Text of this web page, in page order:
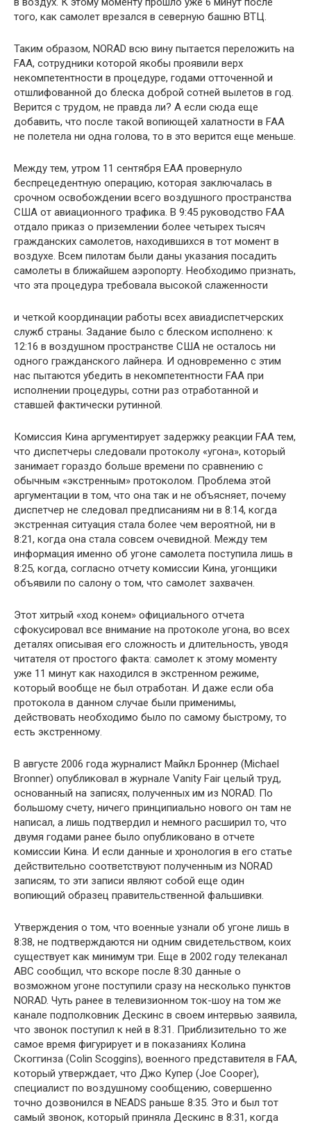
того, как самолет врезался в северную башню ВТЦ.
Таким образом, NORAD всю вину пытается переложить на
FAA, сотрудники которой якобы проявили верх
некомпетентности в процедуре, годами отточенной и
отшлифованной до блеска доброй сотней вылетов в год.
Верится с трудом, не правда ли? А если сюда еще
добавить, что после такой вопиющей халатности в FAA
не полетела ни одна голова, то в это верится еще меньше.
Между тем, утром 11 сентября ЕАА провернуло
беспрецедентную операцию, которая заключалась в
срочном освобождении всего воздушного пространства
США от авиационного трафика. В 9:45 руководство FAA
отдало приказ о приземлении более четырех тысяч
гражданских самолетов, находившихся в тот момент в
воздухе. Всем пилотам были даны указания посадить
самолеты в ближайшем аэропорту. Необходимо признать,
что эта процедура требовала высокой слаженности
и четкой координации работы всех авиадиспетчерских
служб страны. Задание было с блеском исполнено: к
12:16 в воздушном пространстве США не осталось ни
одного гражданского лайнера. И одновременно с этим
нас пытаются убедить в некомпетентности FAA при
исполнении процедуры, сотни раз отработанной и
ставшей фактически рутинной.
Комиссия Кина аргументирует задержку реакции FAA тем,
что диспетчеры следовали протоколу «угона», который
занимает гораздо больше времени по сравнению с
обычным «экстренным» протоколом. Проблема этой
аргументации в том, что она так и не объясняет, почему
диспетчер не следовал предписаниям ни в 8:14, когда
экстренная ситуация стала более чем вероятной, ни в
8:21, когда она стала совсем очевидной. Между тем
информация именно об угоне самолета поступила лишь в
8:25, когда, согласно отчету комиссии Кина, угонщики
объявили по салону о том, что самолет захвачен.
Этот хитрый «ход конем» официального отчета
сфокусировал все внимание на протоколе угона, во всех
деталях описывая его сложность и длительность, уводя
читателя от простого факта: самолет к этому моменту
уже 11 минут как находился в экстренном режиме,
который вообще не был отработан. И даже если оба
протокола в данном случае были применимы,
действовать необходимо было по самому быстрому, то
есть экстренному.
В августе 2006 года журналист Майкл Броннер (Michael
Bronner) опубликовал в журнале Vanity Fair целый труд,
основанный на записях, полученных им из NORAD. По
большому счету, ничего принципиально нового он там не
написал, а лишь подтвердил и немного расширил то, что
двумя годами ранее было опубликовано в отчете
комиссии Кина. И если данные и хронология в его статье
действительно соответствуют полученным из NORAD
записям, то эти записи являют собой еще один
вопиющий образец правительственной фальшивки.
Утверждения о том, что военные узнали об угоне лишь в
8:38, не подтверждаются ни одним свидетельством, коих
существует как минимум три. Еще в 2002 году телеканал
ABC сообщил, что вскоре после 8:30 данные о
возможном угоне поступили сразу на несколько пунктов
NORAD. Чуть ранее в телевизионном ток-шоу на том же
канале подполковник Дескинс в своем интервью заявила,
что звонок поступил к ней в 8:31. Приблизительно то же
самое время фигурирует и в показаниях Колина
Скоггинза (Colin Scoggins), военного представителя в FAA,
который утверждает, что Джо Купер (Joe Cooper),
специалист по воздушному сообщению, совершенно
точно дозвонился в NEADS раньше 8:35. Это и был тот
самый звонок, который приняла Дескинс в 8:31, когда